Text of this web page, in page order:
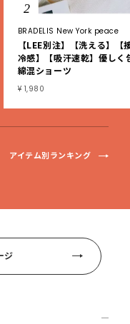
2
BRADELIS New York peace
【LEE別注】【洗える】【
冷感】【吸汗速乾】優しく
綿混ショーツ
¥ 1,980
アイテム別ランキング
ジ